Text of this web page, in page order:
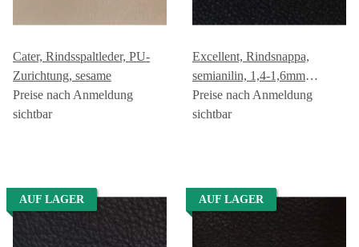
Cater, Rindsspaltleder, PU-
Zurichtung, sesame
Preise nach Anmeldung
sichtbar
Excellent, Rindsnappa,
semianilin, 1,4-1,6mm
schwarz GREEN GEISER
Preise nach Anmeldung
sichtbar
AUF LAGER AUF LAGER